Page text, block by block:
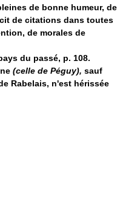
de bonne humeur, de
de citations dans toutes
de morales de
du passé, p. 108.
(celle de Péguy), sauf
Rabelais, n'est hérissée